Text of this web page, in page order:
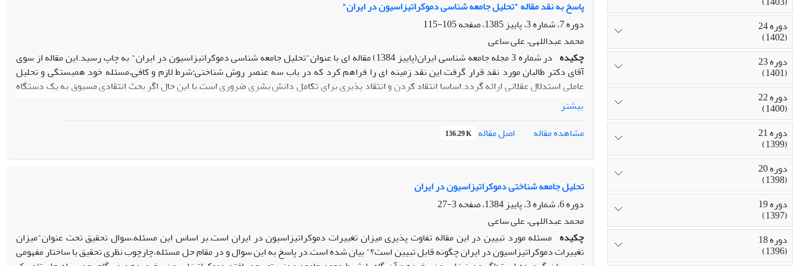
اند.
پاسخ به نقد مقاله "تحلیل جامعه شناسی دموکراتیزاسیون در ایران"
دوره 7، شماره 3، پاییز 1385، صفحه
105-115
محمد عبداللهی، علی ساعی
چکیده
در شماره 3 مجله جامعه شناسی ایران(پاییز 1384) مقاله ای با عنوان"تحلیل جامعه شناسی دموکراتیزاسیون در ایران" به چاپ رسید.این مقاله از سوی
آقای دکتر طالبان مورد نقد قرار گرفت.این نقد زمینه ای را فراهم کرد که در باب سه عنصر روش شناختی:شرط لازم و کافی،مسئله خود همبستگی و تحلیل
عاملی استدلال عقلانی ارائه گردد.اساسا انتقاد کردن و انتقاد پذیری برای تکامل دانش بشری ضروری است.با این حال اگر بحث انتقادی مسبوق به یک دستگاه
معرفتی معینی نباشد،آمادگی افراد را برای نقادی متقابل با مشکل مواجه می سازد.این مسئله در نوشتار طالبان صادق است.با وجود این،اصل نقد را شایسته
کافی 2. تکنیک آماری و ساختار داده ها 3. مشکل تحلیل عاملی.
بیشتر
مشاهده مقاله
اصل مقاله 136.29 K
تحلیل جامعه شناختی دموکراتیزاسیون در ایران
دوره 6، شماره 3، پاییز 1384، صفحه
3-27
محمد عبداللهی، علی ساعی
چکیده مسئله مورد تبیین در این مقاله تفاوت پذیری میزان تغییرات دموکراتیزاسیون در ایران است.بر اساس این مسئله،سوال تحقیق تحت عنوان"میزان
تغییرات دموکراتیزاسیون در ایران چگونه قابل تبیین است؟" بیان شده است.در پاسخ به این سوال و در مقام حل مسئله،چارچوب نظری تحقیق با ساختار مفهومی
دوره 24
(1402)
دوره 23
(1401)
دوره 22
(1400)
دوره 21
(1399)
دوره 20
(1398)
دوره 19
(1397)
دوره 18
(1396)